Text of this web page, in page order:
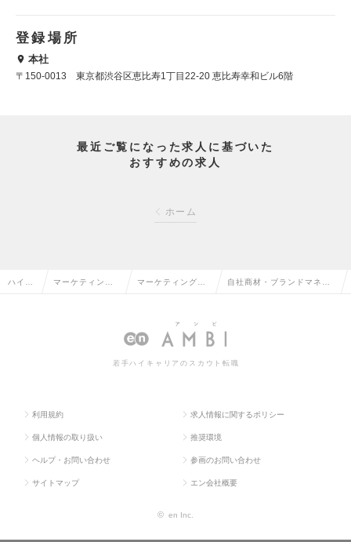
登録場所
本社
〒150-0013 東京都渋谷区恵比寿1丁目22-20 恵比寿幸和ビル6階
最近ご覧になった求人に基づいた
おすすめの求人
ホーム
ハイク マーケティン マーケティングプ
ランナーの転職
自社商材・ブランドマネー
若手ハイキャリアのスカウト転職
利用規約 求人情報に関するポリシー
個人情報の取り扱い 推奨環境
ヘルプ・お問い合わせ 参画のお問い合わせ
サイトマップ エン会社概要
© en Inc.